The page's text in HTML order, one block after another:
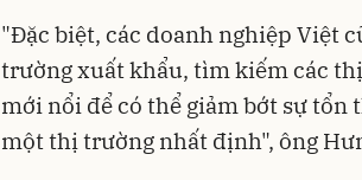
"Đặc biệt, các doanh nghiệp Việt
trường xuất khẩu, tìm kiếm các
mới nổi để có thể giảm bớt sự
một thị trường nhất định", ông